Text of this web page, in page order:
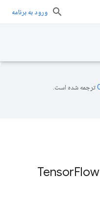
ورود به برنامه
ترجمه شده است.
Flow